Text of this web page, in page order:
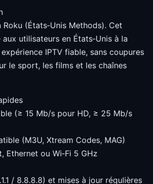
Roku (États‑Unis Methods). Cet
aux utilisateurs en États‑Unis à la
expérience IPTV fiable, sans coupures
le sport, les films et les chaînes
(≥ 15 Mb/s pour HD, ≥ 25 Mb/s
(M3U, Xtream Codes, MAG)
Ethernet ou Wi‑Fi 5 GHz
/ 8.8.8.8) et mises à jour régulières